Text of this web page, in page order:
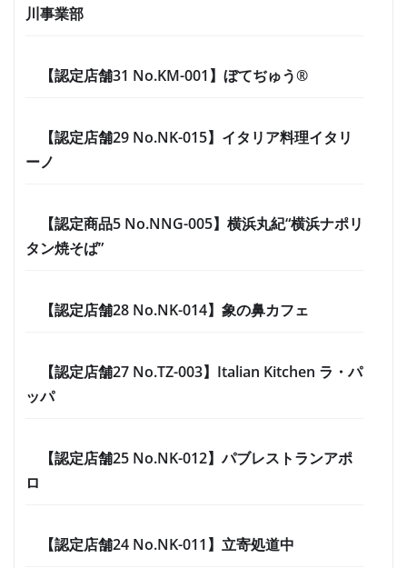
川事業部
【認定店舗31 No.KM-001】ぼてぢゅう®
【認定店舗29 No.NK-015】イタリア料理イタリ
ーノ
【認定商品5 No.NNG-005】横浜丸紀“横浜ナポリ
タン焼そば”
【認定店舗28 No.NK-014】象の鼻カフェ
【認定店舗27 No.TZ-003】Italian Kitchen ラ・パ
ッパ
【認定店舗25 No.NK-012】パブレストランアポ
ロ
【認定店舗24 No.NK-011】立寄処道中